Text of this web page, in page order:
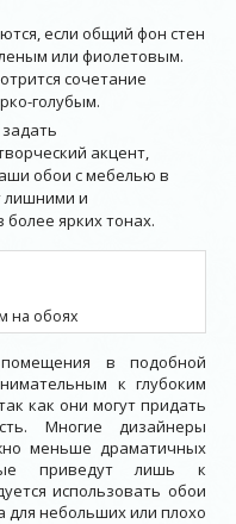
если общий фон стен
или фиолетовым.
сочетание
голубым.
акцент,
обои с мебелью в
лишними и
ярких тонах.
на обоях
в подобной
к глубоким
как они могут придать
Многие дизайнеры
меньше драматичных
приведут лишь к
использовать обои
для небольших или плохо